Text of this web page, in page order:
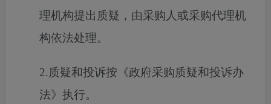
理机构提出质疑，由采购人或采购代理机
构依法处理。
2.质疑和投诉按《政府采购质疑和投诉办
法》执行。